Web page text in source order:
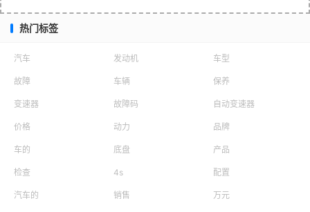
热门标签
汽车 发动机 车型
故障 车辆 保养
变速器 故障码 自动变速器
价格 动力 品牌
车的 底盘 产品
检查 4s 配置
汽车的 销售 万元